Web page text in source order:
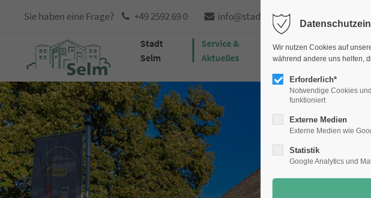
Sie haben eine Frage? +49 2592 69 0 info@stadtselm.de
Stadt
Selm
Service &
Aktuelles
Rathaus &
Bürgerthemen
Wir nutzen Cookies auf
während andere uns helfen,
Erforderlich*
Notwendige Cookies
funktioniert
Externe Medien
Externe Medien wie
Statistik
Google Analytics und